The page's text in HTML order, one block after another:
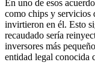
En uno de esos
como chips y servicios
invirtieron en él. Esto
recaudado sería
inversores más
entidad legal conocida